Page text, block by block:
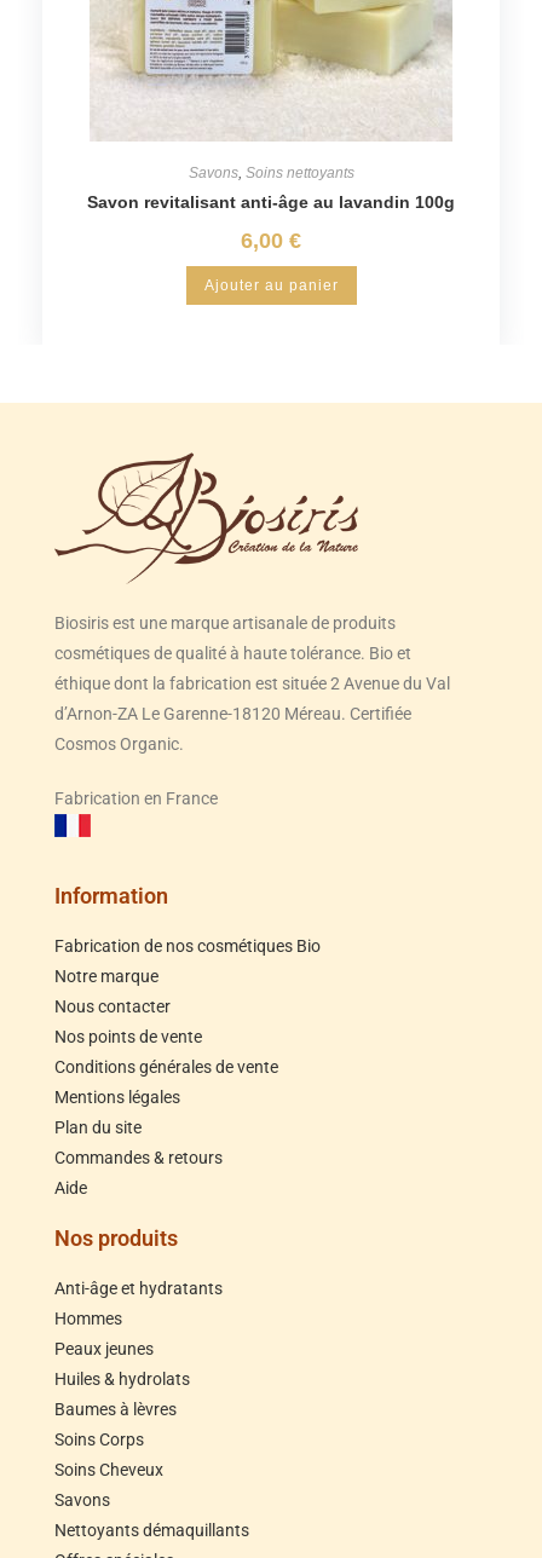
Savons, Soins nettoyants
Savon revitalisant anti-âge au lavandin 100g
6,00 €
Ajouter au panier
Biosiris est une marque artisanale de produits
cosmétiques de qualité à haute tolérance. Bio et
éthique dont la fabrication est située 2 Avenue du Val
d’Arnon-ZA Le Garenne-18120 Méreau. Certifiée
Cosmos Organic.
Fabrication en France
Information
Fabrication de nos cosmétiques Bio
Notre marque
Nous contacter
Nos points de vente
Conditions générales de vente
Mentions légales
Plan du site
Commandes & retours
Aide
Nos produits
Anti-âge et hydratants
Hommes
Peaux jeunes
Huiles & hydrolats
Baumes à lèvres
Soins Corps
Soins Cheveux
Savons
Nettoyants démaquillants